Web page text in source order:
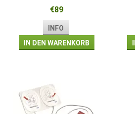
€89
INFO
IN DEN WARENKORB